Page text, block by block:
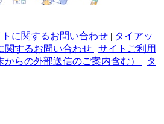
に関するお問い合わせ | タイアッ
関するお問い合わせ | サイトご利用
らの外部送信のご案内含む） | タ